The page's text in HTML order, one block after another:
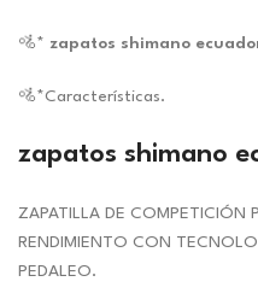
🚵* zapatos shimano
🚵*Características.
zapatos shimano
ZAPATILLA DE COMPETICIÓN
RENDIMIENTO CON
PEDALEO.